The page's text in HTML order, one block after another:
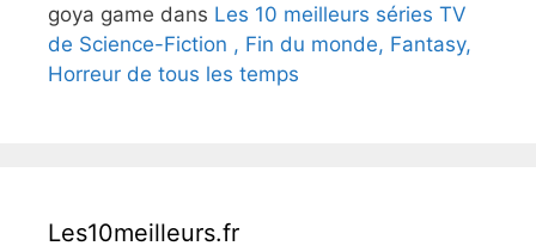
goya game dans Les 10 meilleurs séries TV
de Science-Fiction , Fin du monde, Fantasy,
Horreur de tous les temps
Les10meilleurs.fr